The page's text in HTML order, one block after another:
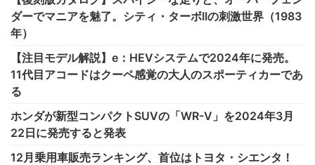
ダーでマニアを魅了。シティ・ターボIIの刺激世界（1983
年）
【注目モデル解説】e：HEVシステムで2024年に発売。
11代目アコードはクーペ感覚の大人のスポーティカーであ
る
ホンダが新型コンパクトSUVの「WR-V」を2024年3月
22日に発売すると発表
12月乗用車販売ランキング、首位はトヨタ・シエンタ！